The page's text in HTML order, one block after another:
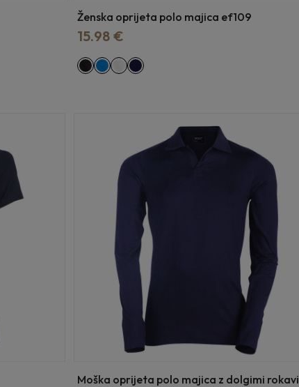
Ženska oprijeta polo majica ef109
15.98 €
Moška oprijeta polo majica z dolgimi rokavi